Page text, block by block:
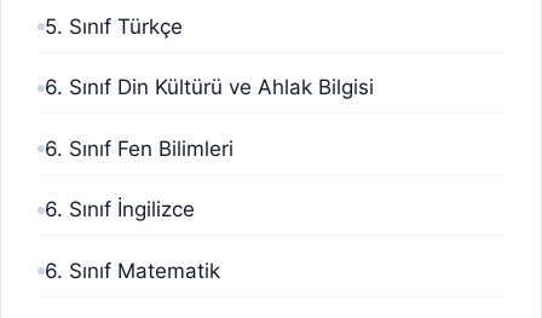
5. Sınıf Türkçe
6. Sınıf Din Kültürü ve Ahlak Bilgisi
6. Sınıf Fen Bilimleri
6. Sınıf İngilizce
6. Sınıf Matematik